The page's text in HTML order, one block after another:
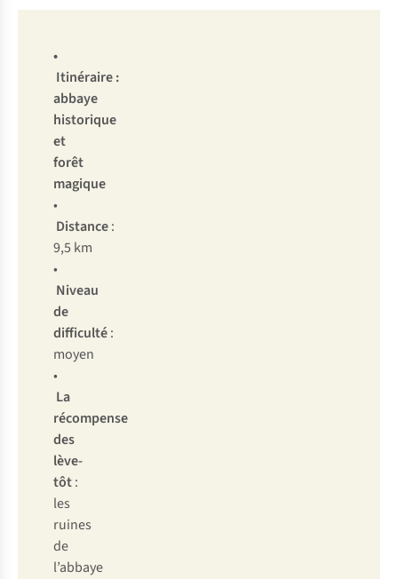
•
Itinéraire :
abbaye
historique
et
forêt
magique
•
Distance:
9,5 km
•
Niveau
de
difficulté:
moyen
•
La
récompense
des
lève-
tôt:
les
ruines
de
l’abbaye